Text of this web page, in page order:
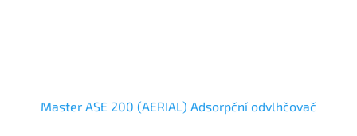
Master ASE 200 (AERIAL) Adsorpční odvlhčovač